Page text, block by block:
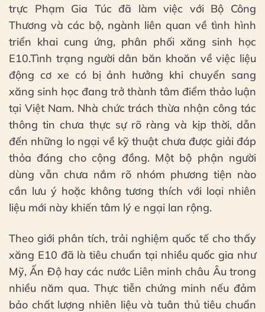
trực Phạm Gia Túc đã làm việc với Bộ Công
Thương và các bộ, ngành liên quan về tình hình
triển khai cung ứng, phân phối xăng sinh học
E10.Tình trạng người dân băn khoăn về việc liệu
động cơ xe có bị ảnh hưởng khi chuyển sang
xăng sinh học đang trở thành tâm điểm thảo luận
tại Việt Nam. Nhà chức trách thừa nhận công tác
thông tin chưa thực sự rõ ràng và kịp thời, dẫn
đến những lo ngại về kỹ thuật chưa được giải đáp
thỏa đáng cho cộng đồng. Một bộ phận người
dùng vẫn chưa nắm rõ nhóm phương tiện nào
cần lưu ý hoặc không tương thích với loại nhiên
liệu mới này khiến tâm lý e ngại lan rộng.
Theo giới phân tích, trải nghiệm quốc tế cho thấy
xăng E10 đã là tiêu chuẩn tại nhiều quốc gia như
Mỹ, Ấn Độ hay các nước Liên minh châu Âu trong
nhiều năm qua. Thực tiễn chứng minh nếu đảm
bảo chất lượng nhiên liệu và tuân thủ tiêu chuẩn